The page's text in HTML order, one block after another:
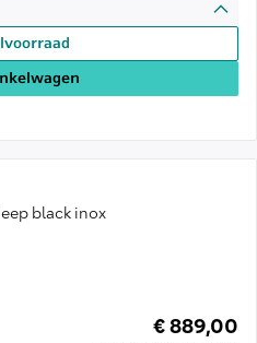
black inox
€ 889,00